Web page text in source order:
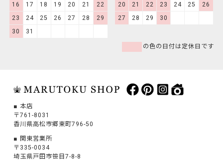
16
17 18 19 20 21
22
23
24 25 26 27 28
29
30
31
20
21 22 23 24 25
26
27
28 29 30
の色の日付は定休日です
本店
〒761-8031
香川県高松市郷東町796-50
関東営業所
〒335-0034
埼玉県戸田市笹目7-8-8